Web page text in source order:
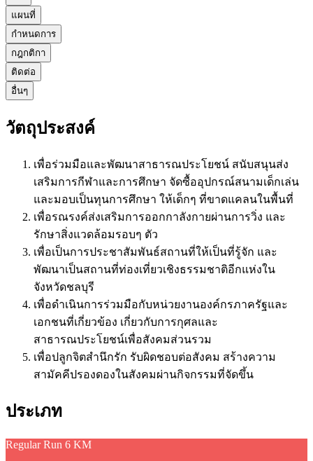
แผนที่
กำหนดการ
กฎกติกา
ติดต่อ
อื่นๆ
วัตถุประสงค์
เพื่อร่วมมือและพัฒนาสาธารณประโยชน์ สนับสนุนส่ง
เสริมการกีฬาและการศึกษา จัดซื้ออุปกรณ์สนามเด็กเล่น
และมอบเป็นทุนการศึกษา ให้เด็กๆ ที่ขาดแคลนในพื้นที่
เพื่อรณรงค์ส่งเสริมการออกกาลังกายผ่านการวิ่ง และ
รักษาสิ่งแวดล้อมรอบๆ ตัว
เพื่อเป็นการประชาสัมพันธ์สถานที่ให้เป็นที่รู้จัก และ
พัฒนาเป็นสถานที่ท่องเที่ยวเชิงธรรมชาติอีกแห่งใน
จังหวัดชลบุรี
เพื่อดำเนินการร่วมมือกับหน่วยงานองค์กรภาครัฐและ
เอกชนที่เกี่ยวข้อง เกี่ยวกับการกุศลและ
สาธารณประโยชน์เพื่อสังคมส่วนรวม
เพื่อปลูกจิตสำนึกรัก รับผิดชอบต่อสังคม สร้างความ
สามัคคีปรองดองในสังคมผ่านกิจกรรมที่จัดขึ้น
ประเภท
Regular Run 6 KM